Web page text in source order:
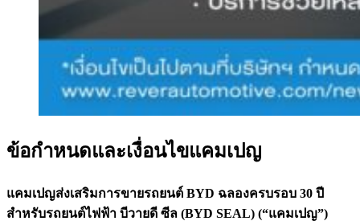
ข้อกำหนดและเงื่อนไขแคมเปญ
แคมเปญส่งเสริมการขายรถยนต์ BYD ฉลองครบรอบ 30 ปี
สำหรับรถยนต์ไฟฟ้า บีวายดี ซีล (BYD SEAL) (“แคมเปญ”)